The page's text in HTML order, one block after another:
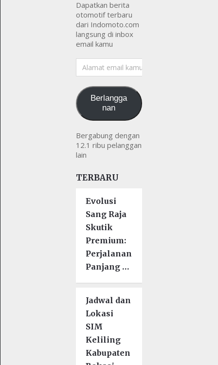
Dapatkan berita
otomotif terbaru
dari Indomoto.com
langsung di inbox
email kamu
Alamat
email
Berlangga
nan
Bergabung dengan
12.1 ribu pelanggan
lain
TERBARU
Evolusi
Sang Raja
Skutik
Premium:
Perjalanan
Panjang …
Jadwal dan
Lokasi
SIM
Keliling
Kabupaten